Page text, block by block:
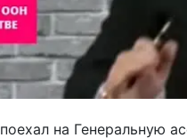
на Генеральную